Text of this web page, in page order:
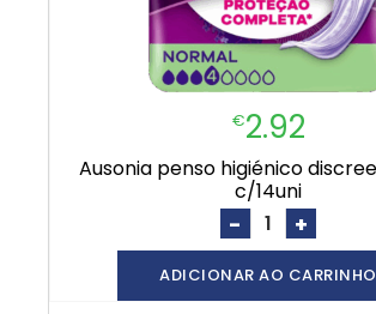
€2.92
ausonia penso higiénico discreet normal
c/14uni
- +
ADICIONAR AO CARRINHO